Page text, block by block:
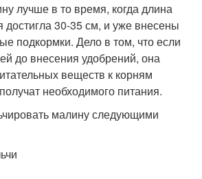
лучше в то время, когда длина
30-35 см, и уже внесены
подкормки. Дело в том, что если
до внесения удобрений, она
веществ к корням
необходимого питания.
малину следующими